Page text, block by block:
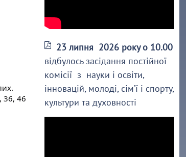
36, 46
23 липня 2026 року о 10.00
відбулось засідання постійної
комісії з науки і освіти,
інновацій, молоді, сім’ї і спорту,
культури та духовності